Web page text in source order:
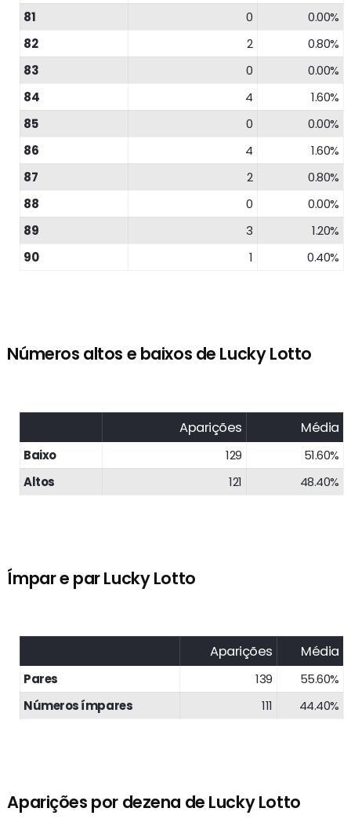
81
0
0.00%
82
2
0.80%
83
0
0.00%
84
4
1.60%
85
0
0.00%
86
4
1.60%
87
2
0.80%
88
0
0.00%
89
3
1.20%
90
1 0.40%
Números altos e baixos de Lucky Lotto
Aparições Média
Baixo 129
51.60%
Altos
121 48.40%
Ímpar e par Lucky Lotto
Aparições Média
Pares 139
55.60%
Números ímpares
111 44.40%
Aparições por dezena de Lucky Lotto